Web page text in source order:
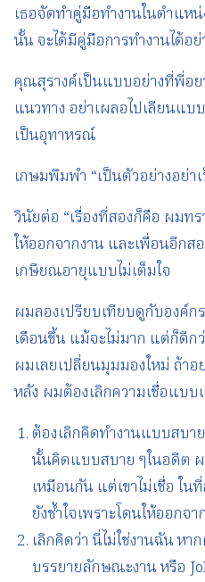
เธอจัดทำคู่มือทำงานในตำแห
นั้น จะได้มีคู่มือการทำงานได้อ
คุณสุรางค์เป็นแบบอย่างที่พี่อย
แนวทาง อย่าเผลอไปเลียนแ
เป็นอุทาหรณ์
เกษมพึมพำ “เป็นตัวอย่างอย่
วินัยต่อ “เรื่องที่สองก็คือ ผมท
ให้ออกจากงาน และเพื่อนอีกส
เกษียณอายุแบบไม่เต็มใจ
ผมลองเปรียบเทียบดูกับองค์ก
เดือนขึ้น แม้จะไม่มาก แต่ก็ดีก
ผมเลยเปลี่ยนมุมมองใหม่ ถ้าอ
หลัง ผมต้องเลิกความเชื่อแบบ
ต้องเลิกคิดทำงานแบบสบา
นั้นคิดแบบสบาย ๆในอดีต ผ
เหมือนกัน แต่เขาไม่เชื่อ ใ
ยังช้ำใจเพราะโดนให้ออกจ
เลิกคิดว่า นี่ไม่ใช่งานฉัน ห
บรรยายลักษณะงาน หรือ